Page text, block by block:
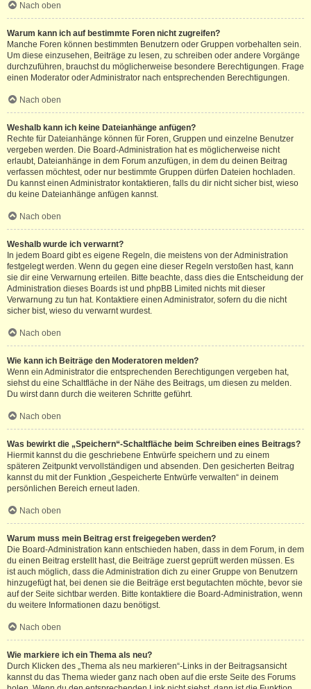
Nach oben
Warum kann ich auf bestimmte Foren nicht zugreifen?
Manche Foren können bestimmten Benutzern oder Gruppen vorbehalten sein.
Um diese einzusehen, Beiträge zu lesen, zu schreiben oder andere Vorgänge
durchzuführen, brauchst du möglicherweise besondere Berechtigungen. Frage
einen Moderator oder Administrator nach entsprechenden Berechtigungen.
Nach oben
Weshalb kann ich keine Dateianhänge anfügen?
Rechte für Dateianhänge können für Foren, Gruppen und einzelne Benutzer
vergeben werden. Die Board-Administration hat es möglicherweise nicht
erlaubt, Dateianhänge in dem Forum anzufügen, in dem du deinen Beitrag
verfassen möchtest, oder nur bestimmte Gruppen dürfen Dateien hochladen.
Du kannst einen Administrator kontaktieren, falls du dir nicht sicher bist, wieso
du keine Dateianhänge anfügen kannst.
Nach oben
Weshalb wurde ich verwarnt?
In jedem Board gibt es eigene Regeln, die meistens von der Administration
festgelegt werden. Wenn du gegen eine dieser Regeln verstoßen hast, kann
sie dir eine Verwarnung erteilen. Bitte beachte, dass dies die Entscheidung der
Administration dieses Boards ist und phpBB Limited nichts mit dieser
Verwarnung zu tun hat. Kontaktiere einen Administrator, sofern du die nicht
sicher bist, wieso du verwarnt wurdest.
Nach oben
Wie kann ich Beiträge den Moderatoren melden?
Wenn ein Administrator die entsprechenden Berechtigungen vergeben hat,
siehst du eine Schaltfläche in der Nähe des Beitrags, um diesen zu melden.
Du wirst dann durch die weiteren Schritte geführt.
Nach oben
Was bewirkt die „Speichern“-Schaltfläche beim Schreiben eines Beitrags?
Hiermit kannst du die geschriebene Entwürfe speichern und zu einem
späteren Zeitpunkt vervollständigen und absenden. Den gesicherten Beitrag
kannst du mit der Funktion „Gespeicherte Entwürfe verwalten“ in deinem
persönlichen Bereich erneut laden.
Nach oben
Warum muss mein Beitrag erst freigegeben werden?
Die Board-Administration kann entschieden haben, dass in dem Forum, in dem
du einen Beitrag erstellt hast, die Beiträge zuerst geprüft werden müssen. Es
ist auch möglich, dass die Administration dich zu einer Gruppe von Benutzern
hinzugefügt hat, bei denen sie die Beiträge erst begutachten möchte, bevor sie
auf der Seite sichtbar werden. Bitte kontaktiere die Board-Administration, wenn
du weitere Informationen dazu benötigst.
Nach oben
Wie markiere ich ein Thema als neu?
Durch Klicken des „Thema als neu markieren“-Links in der Beitragsansicht
kannst du das Thema wieder ganz nach oben auf die erste Seite des Forums